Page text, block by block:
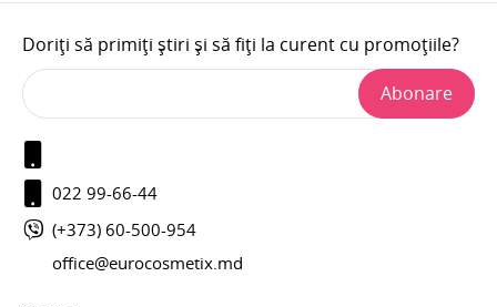
Doriți să primiți știri și să fiți la curent cu promoțiile?
Abonare
022 99-66-44
(+373) 60-500-954
office@eurocosmetix.md